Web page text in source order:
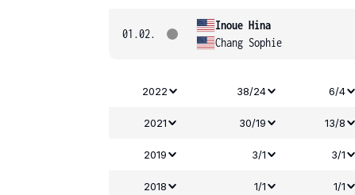
01.02.
Inoue Hina
Chang Sophie
2022 38/24 6/4
2021 30/19 13/8
2019 3/1 3/1
2018 1/1 1/1